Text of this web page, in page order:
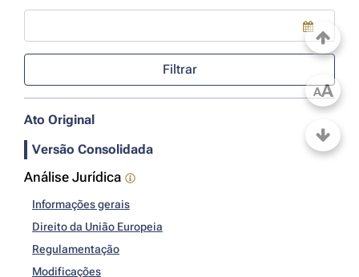
Use a tecla de seta para baixo para abrir o calendário; Use as
Filtrar
Ato Original
Versão Consolidada
Análise Jurídica
Informações gerais
Direito da União Europeia
Regulamentação
Modificações
AA